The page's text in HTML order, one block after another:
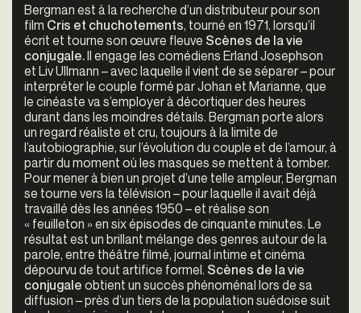
Bergman est à la recherche d’un distributeur pour son
film Cris et chuchotements, tourné en 1971, lorsqu’il
écrit et tourne son œuvre fleuve Scènes de la vie
conjugale.Il engage les comédiens Erland Josephson
et Liv Ullmann – avec laquelle il vient de se séparer – pour
interpréter le couple formé par Johan et Marianne, que
le cinéaste va s’employer à décortiquer des heures
durant dans les moindres détails. Bergman porte alors
un regard réaliste et cru, toujours à la limite de
l’autobiographie, sur l’évolution du couple et de l’amour, à
partir du moment où les masques se mettent à tomber.
Pour mener à bien un projet d’une telle ampleur, Bergman
se tourne vers la télévision – pour laquelle il avait déjà
travaillé dès les années 1950 – et réalise son
« feuilleton » en six épisodes de cinquante minutes. Le
résultat est un brillant mélange des genres autour de la
parole, entre théâtre filmé, journal intime et cinéma
dépourvu de tout artifice formel. Scènes de la vie
conjugale obtient un succès phénoménal lors de sa
diffusion – près d’un tiers de la population suédoise suit